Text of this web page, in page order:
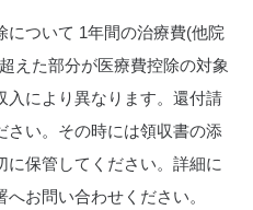
について 1年間の治療費(他院
えた部分が医療費控除の対象
入により異なります。還付請
さい。その時には領収書の添
保管してください。詳細に
お問い合わせください。